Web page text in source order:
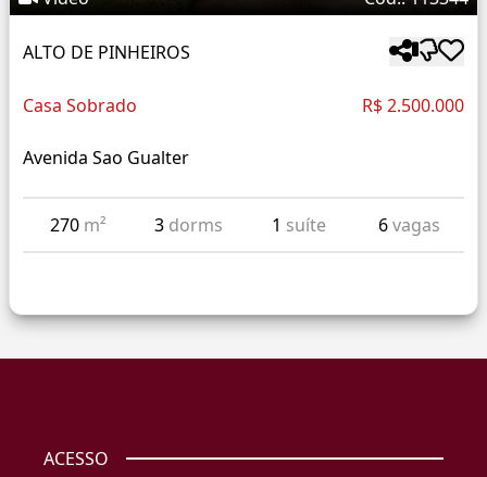
ALTO DE PINHEIROS
Casa Sobrado R$ 2.500.000
Avenida Sao Gualter
270 m² 3 dorms 1 suíte 6vagas
ACESSO